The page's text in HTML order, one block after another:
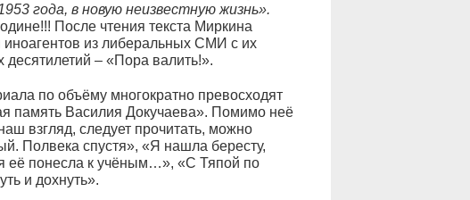
года, в новую неизвестную жизнь».
После чтения текста Миркина
из либеральных СМИ с их
– «Пора валить!».
по объёму многократно превосходят
память Василия Докучаева». Помимо неё
взгляд, следует прочитать, можно
Полвека спустя», «Я нашла бересту,
её понесла к учёным…», «С Тяпой по
и дохнуть».